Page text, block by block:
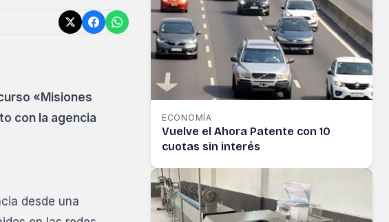
«Misiones
con la agencia
desde una
ECONOMÍA
Vuelve el Ahora Patente con 10
cuotas sin interés